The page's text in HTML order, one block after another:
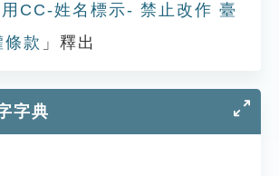
CC-姓名標示- 禁止改作 臺
款 」釋出
字典